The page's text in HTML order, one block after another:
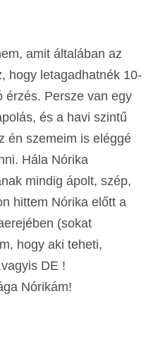
amit általában az
hogy letagadhatnék 10-
érzés. Persze van egy
és a havi szintű
én szemeim is eléggé
Hála Nórika
mindig ápolt, szép,
hittem Nórika előtt a
(sokat
hogy aki teheti,
DE !
Nórikám!